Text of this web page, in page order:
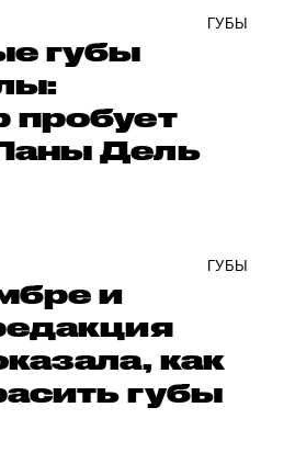
ГУБЫ
губы
пробует
Дель
ГУБЫ
и
как
губы